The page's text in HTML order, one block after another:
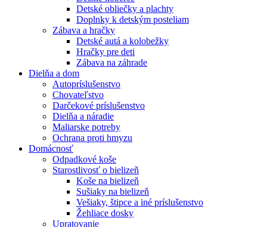
Detské obliečky a plachty
Doplnky k detským posteliam
Zábava a hračky
Detské autá a kolobežky
Hračky pre deti
Zábava na záhrade
Dielňa a dom
Autopríslušenstvo
Chovateľstvo
Darčekové príslušenstvo
Dielňa a náradie
Maliarske potreby
Ochrana proti hmyzu
Domácnosť
Odpadkové koše
Starostlivosť o bielizeň
Koše na bielizeň
Sušiaky na bielizeň
Vešiaky, štipce a iné príslušenstvo
Žehliace dosky
Upratovanie